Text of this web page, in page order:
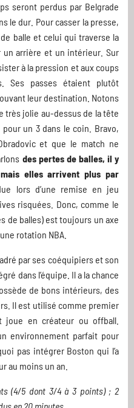
seront perdus par Belgrade
le dur. Pour casser la presse,
balle et celui qui traverse la
arrière et un intérieur. Sur
à la pression et aux coups
Ses passes étaient plutôt
leur destination. Notons
très jolie au-dessus de la tête
un 3 dans le coin. Bravo,
et que le match ne
des pertes de balles, il y
elles arrivent plus par
lors d’une remise en jeu
risquées. Donc, comme le
de balles) est toujours un axe
rotation NBA.
par ses coéquipiers et son
dans l’équipe. Il a la chance
de bons intérieurs, des
Il est utilisé comme premier
en créateur ou offball.
environnement parfait pour
pas intégrer Boston qui l’a
au moins un an.
(4/5 dont 3/4 à 3 points) ; 2